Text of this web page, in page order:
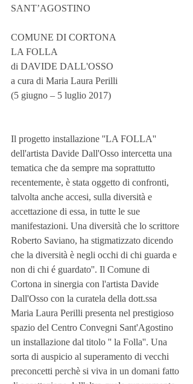
SANT’AGOSTINO
COMUNE DI CORTONA
LA FOLLA
di DAVIDE DALL'OSSO
a cura di Maria Laura Perilli
(5 giugno – 5 luglio 2017)
Il progetto installazione ''LA FOLLA''
dell'artista Davide Dall'Osso intercetta una
tematica che da sempre ma soprattutto
recentemente, è stata oggetto di confronti,
talvolta anche accesi, sulla diversità e
accettazione di essa, in tutte le sue
manifestazioni. Una diversità che lo scrittore
Roberto Saviano, ha stigmatizzato dicendo
che la diversità è negli occhi di chi guarda e
non di chi é guardato''. Il Comune di
Cortona in sinergia con l'artista Davide
Dall'Osso con la curatela della dott.ssa
Maria Laura Perilli presenta nel prestigioso
spazio del Centro Convegni Sant'Agostino
un installazione dal titolo '' la Folla''. Una
sorta di auspicio al superamento di vecchi
preconcetti perchè si viva in un domani fatto